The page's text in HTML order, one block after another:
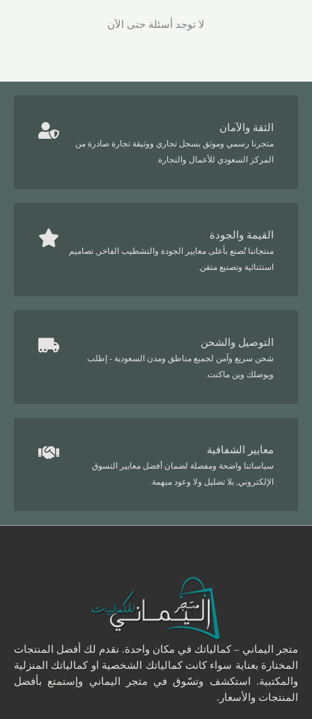
لا توجد أسئلة حتى الآن
الثقة والآمان
متجرنا رسمي وموثق بسجل تجاري ووثيقة تجارة صادرة من
المركز السعودي للأعمال والتجارة.
القيمة والجودة
منتجاتنا تُصنع بأعلى معايير الجودة والتشطيب الفاخر, تصاميم
استثنائية وتصنيع متقن.
التوصيل والشحن
شحن سريع وآمن لجميع مناطق ومدن السعودية - إطلب
ويوصلك وين ماكنت.
معايير الشفافية
سياساتنا واضحة ومفصلة لضمان أفضل معايير التسوق
الإلكتروني, بلا تضليل ولا وعود مبهمة.
متجر اليماني – كمالياتك في مكان واحدة. نقدم لك أفضل المنتجات
المختارة بعناية سواء كانت كمالياتك الشخصية او كمالياتك المنزلية
والمكتبية. استكشف وتسّوق في متجر اليماني وإستمتع بأفضل
المنتجات والأسعار.